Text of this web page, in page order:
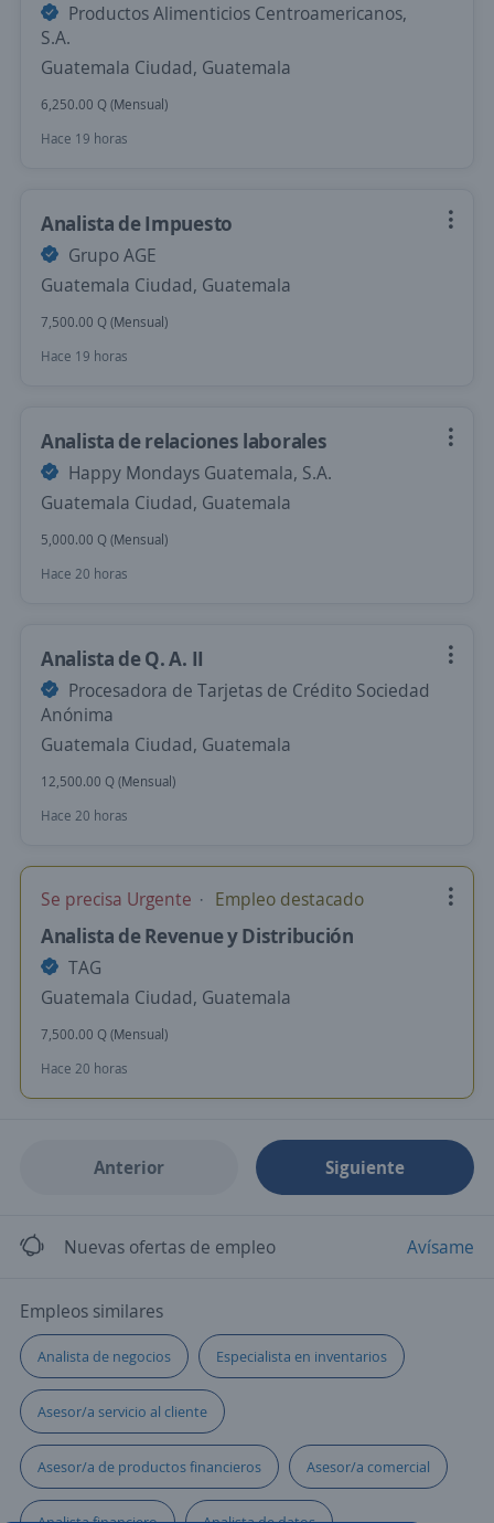
Productos Alimenticios Centroamericanos,
S.A.
Guatemala Ciudad, Guatemala
6,250.00 Q (Mensual)
Hace 19 horas
Analista de Impuesto
Grupo AGE
Guatemala Ciudad, Guatemala
7,500.00 Q (Mensual)
Hace 19 horas
Analista de relaciones laborales
Happy Mondays Guatemala, S.A.
Guatemala Ciudad, Guatemala
5,000.00 Q (Mensual)
Hace 20 horas
Analista de Q. A. II
Procesadora de Tarjetas de Crédito Sociedad
Anónima
Guatemala Ciudad, Guatemala
12,500.00 Q (Mensual)
Hace 20 horas
Se precisa Urgente Empleo destacado
Analista de Revenue y Distribución
TAG
Guatemala Ciudad, Guatemala
7,500.00 Q (Mensual)
Hace 20 horas
Anterior Siguiente
Nuevas ofertas de empleo Avísame
Empleos similares
Analista de negocios Especialista en inventarios
Asesor/a servicio al cliente
Asesor/a de productos financieros Asesor/a comercial